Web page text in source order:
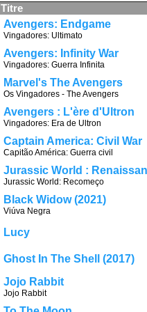
Titre
Avengers: Endgame
Vingadores: Ultimato
Avengers: Infinity War
Vingadores: Guerra Infinita
Marvel's The Avengers
Os Vingadores - The Avengers
Avengers : L'ère d'Ultron
Vingadores: Era de Ultron
Captain America: Civil War
Capitão América: Guerra civil
Jurassic World :
Jurassic World: Recomeço
Black Widow (2021)
Viúva Negra
Lucy
Ghost In The Shell (2017)
Jojo Rabbit
Jojo Rabbit